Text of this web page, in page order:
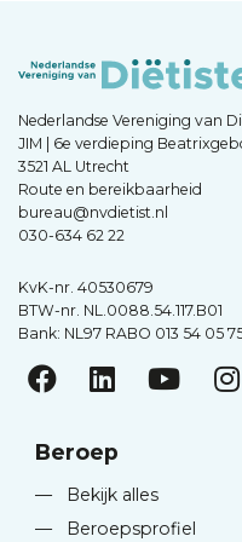
Nederlandse Vereniging van
JIM | 6e verdieping
3521 AL Utrecht
Route en bereikbaarheid
bureau@nvdietist.nl
030-634 62 22
KvK-nr. 40530679
BTW-nr. NL.0088.54.117.B01
Bank: NL97 RABO 013 54 05
Beroep
—
Bekijk alles
—
Beroepsprofiel